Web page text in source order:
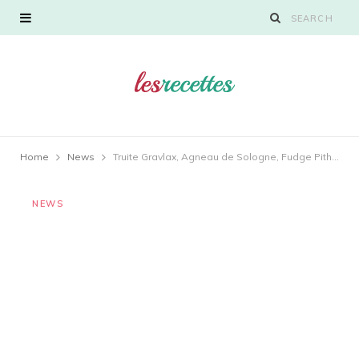
Home News Truite Gravlax, Agneau de Sologne, Fudge Pithiviers… au Menu Signature du Loiret
NEWS